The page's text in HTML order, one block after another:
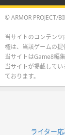
© ARMOR PROJECT/
当サイトのコンテン
権は、当該ゲームの提
当サイトはGame8編
当サイトが掲載して
ております。
ライター